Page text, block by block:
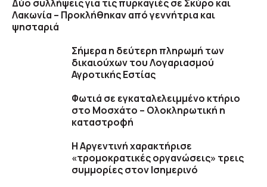
Δύο συλλήψεις για τις πυρκαγιές σε Σκύρο και
Λακωνία – Προκλήθηκαν από γεννήτρια και
ψησταριά
Σήμερα η δεύτερη πληρωμή των
δικαιούχων του Λογαριασμού
Αγροτικής Εστίας
Φωτιά σε εγκαταλελειμμένο κτήριο
στο Μοσχάτο – Ολοκληρωτική η
καταστροφή
Η Αργεντινή χαρακτήρισε
«τρομοκρατικές οργανώσεις» τρεις
συμμορίες στον Ισημερινό